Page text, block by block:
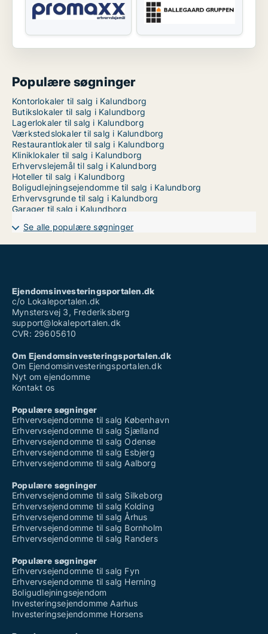
Populære søgninger
Kontorlokaler til salg i Kalundborg
Butikslokaler til salg i Kalundborg
Lagerlokaler til salg i Kalundborg
Værkstedslokaler til salg i Kalundborg
Restaurantlokaler til salg i Kalundborg
Kliniklokaler til salg i Kalundborg
Erhvervslejemål til salg i Kalundborg
Hoteller til salg i Kalundborg
Boligudlejningsejendomme til salg i Kalundborg
Erhvervsgrunde til salg i Kalundborg
Garager til salg i Kalundborg
Se alle populære søgninger
Ejendomsinvesteringsportalen.dk
c/o Lokaleportalen.dk
Mynstersvej 3, Frederiksberg
support@lokaleportalen.dk
CVR: 29605610
Om Ejendomsinvesteringsportalen.dk
Om Ejendomsinvesteringsportalen.dk
Nyt om ejendomme
Kontakt os
Populære søgninger
Erhvervsejendomme til salg København
Erhvervsejendomme til salg Sjælland
Erhvervsejendomme til salg Odense
Erhvervsejendomme til salg Esbjerg
Erhvervsejendomme til salg Aalborg
Populære søgninger
Erhvervsejendomme til salg Silkeborg
Erhvervsejendomme til salg Kolding
Erhvervsejendomme til salg Århus
Erhvervsejendomme til salg Bornholm
Erhvervsejendomme til salg Randers
Populære søgninger
Erhvervsejendomme til salg Fyn
Erhvervsejendomme til salg Herning
Boligudlejningsejendom
Investeringsejendomme Aarhus
Investeringsejendomme Horsens